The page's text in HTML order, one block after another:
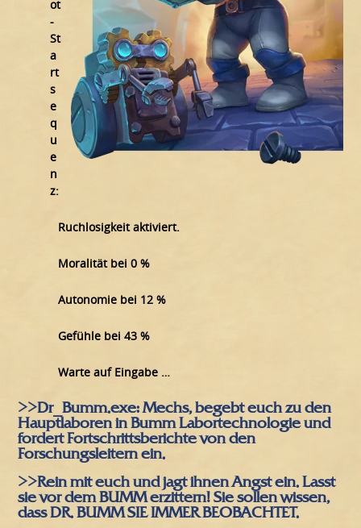
ot
-
St
a
rt
s
e
q
u
e
n
z:
Ruchlosigkeit aktiviert.
Moralität bei 0 %
Autonomie bei 12 %
Gefühle bei 43 %
Warte auf Eingabe …
>>Dr_Bumm.exe: Mechs, begebt euch zu den
Hauptlaboren in Bumm Labortechnologie und
fordert Fortschrittsberichte von den
Forschungsleitern ein.
>>Rein mit euch und jagt ihnen Angst ein. Lasst
sie vor dem BUMM erzittern! Sie sollen wissen,
dass DR. BUMM SIE IMMER BEOBACHTET.